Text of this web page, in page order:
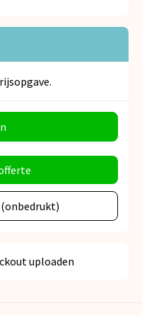
uploaden